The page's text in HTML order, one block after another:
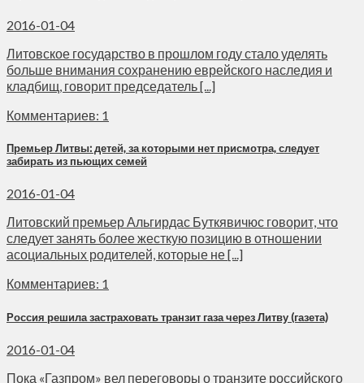
2016-01-04
Литовское государство в прошлом году стало уделять
больше внимания сохранению еврейского наследия и
кладбищ, говорит председатель [...]
Комментариев: 1
Премьер Литвы: детей, за которыми нет присмотра, следует
забирать из пьющих семей
2016-01-04
Литовский премьер Альгирдас Буткявичюс говорит, что
следует занять более жесткую позицию в отношении
асоциальных родителей, которые не [...]
Комментариев: 1
Россия решила застраховать транзит газа через Литву (газета)
2016-01-04
Пока «Газпром» вел переговоры о транзите российского